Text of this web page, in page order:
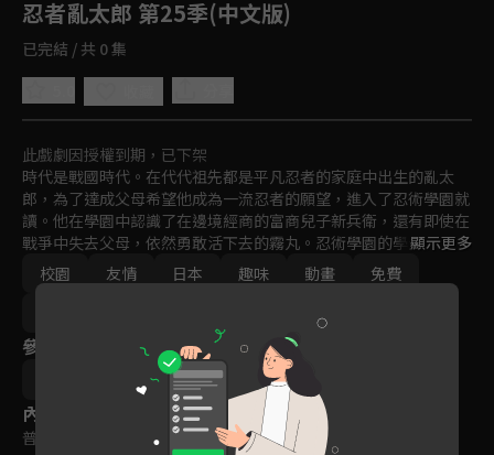
忍者亂太郎 第25季(中文版)
已完結 / 共 0 集
此戲劇因授權到期，已下架
時代是戰國時代。在代代祖先都是平凡忍者的家庭中出生的亂太
郎，為了達成父母希望他成為一流忍者的願望，進入了忍術學園就
讀。他在學園中認識了在邊境經商的富商兒子新兵衛，還有即使在
戰爭中失去父母，依然勇敢活下去的霧丸。忍術學園的學生被稱為
忍者的蛋，也就是所謂的「忍蛋」。在學園中，有著曾經是神祕天
才忍者的學園長、個性獨特的老師和學長們、以及有點難相處的
顯示更多
校園
友情 日本 趣味 動畫
免費
參與演員
內容標籤
普遍級